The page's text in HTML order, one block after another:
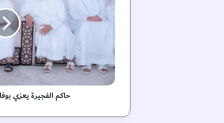
ا
ي
ة
ي
حاكم الفجيرة يعزي